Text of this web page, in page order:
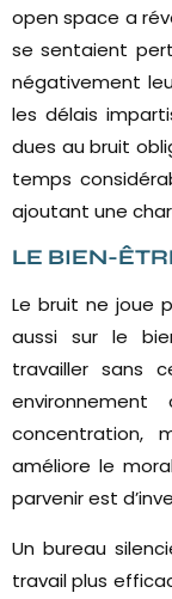
open space a
se sentaient
négativement
les délais
dues au bruit
temps
ajoutant une
LE BIEN-
Le bruit ne joue
aussi sur le
travailler sans
concentration,
améliore le
parvenir est
Un bureau
travail plus